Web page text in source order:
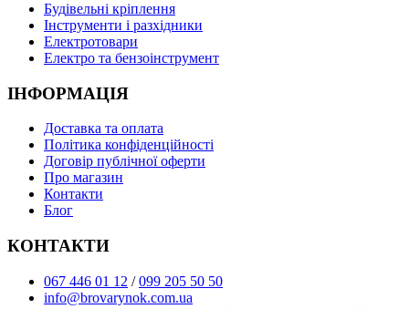
Будівельні кріплення
Інструменти і разхідники
Електротовари
Електро та бензоінструмент
ІНФОРМАЦІЯ
Доставка та оплата
Політика конфіденційності
Договір публічної оферти
Про магазин
Контакти
Блог
КОНТАКТИ
067 446 01 12 /099 205 50 50
info@brovarynok.com.ua